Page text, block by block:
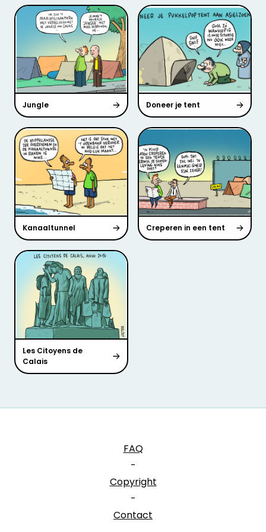
Jungle Doneer je tent
Kanaaltunnel Creperen in een tent
Les Citoyens de
Calais
FAQ
-
Copyright
-
Contact